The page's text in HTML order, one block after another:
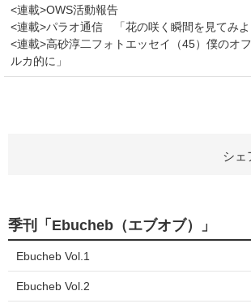
<連載>OWS活動報告
<連載>パラオ通信 「花の咲く瞬間を見てみよ
<連載>高砂淳二フォトエッセイ（45）僕のオ
ルカ的に」
シェ
季刊「Ebucheb（エブオブ）」
Ebucheb Vol.1
Ebucheb Vol.2